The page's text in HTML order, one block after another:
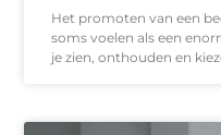
Het promoten van een
soms voelen als een
je zien, onthouden en